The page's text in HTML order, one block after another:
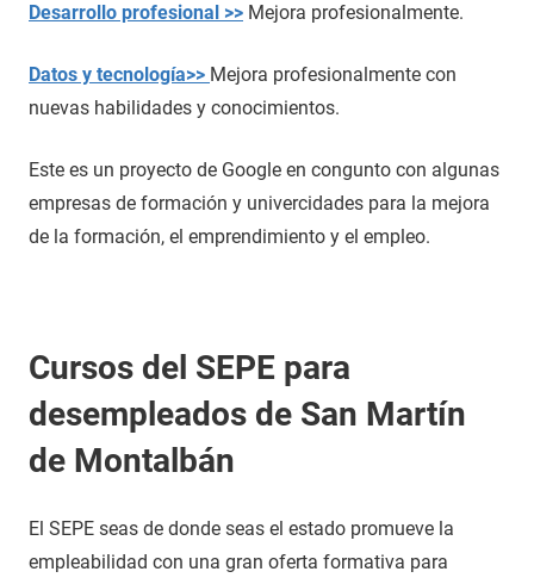
Desarrollo profesional >> Mejora profesionalmente.
Datos y tecnología>> Mejora profesionalmente con
nuevas habilidades y conocimientos.
Este es un proyecto de Google en congunto con algunas
empresas de formación y univercidades para la mejora
de la formación, el emprendimiento y el empleo.
Cursos del SEPE para
desempleados de San Martín
de Montalbán
El SEPE seas de donde seas el estado promueve la
empleabilidad con una gran oferta formativa para